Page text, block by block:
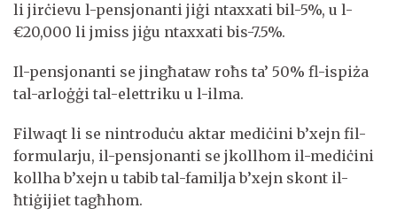
li jirċievu l-pensjonanti jiġi ntaxxati bil-5%, u l-
€20,000 li jmiss jiġu ntaxxati bis-7.5%.
Il-pensjonanti se jingħataw roħs ta’ 50% fl-ispiża
tal-arloġġi tal-elettriku u l-ilma.
Filwaqt li se nintroduċu aktar mediċini b’xejn fil-
formularju, il-pensjonanti se jkollhom il-mediċini
kollha b’xejn u tabib tal-familja b’xejn skont il-
ħtiġijiet tagħhom.